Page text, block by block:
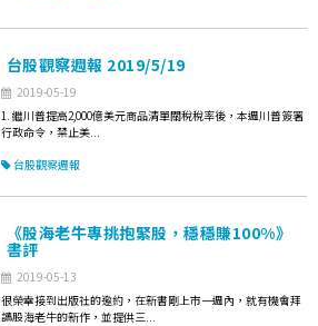
台股觀察週報 2019/5/19
2019-05-19
1. 繼川普提高2,000億美元商品清單關稅稅率後，本週川普簽署
行政命令，禁止美...
台股觀察週報
《股海老牛專挑抱緊股，穩穩賺100%》
書評
2019-05-13
很榮幸接到出版社的邀約，在新書剛上市一週內，就有機會拜
讀股海老牛的新作，並提供三...